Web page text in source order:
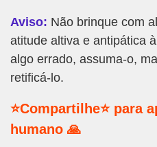
Aviso: Não brinque com
atitude altiva e antipática
algo errado, assuma-o,
retificá-lo.
⭐Compartilhe⭐ para
humano 🙏